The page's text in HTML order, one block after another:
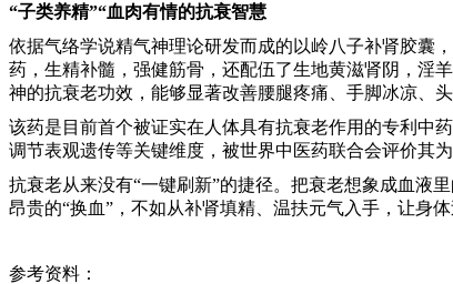
“子类养精”“血肉有情的抗衰智慧
依据气络学说精气神理论研发而成的以岭八子补肾胶囊
药，生精补髓，强健筋骨，还配伍了生地黄滋肾阴，淫
神的抗衰老功效，能够显著改善腰腿疼痛、手脚冰凉、
该药是目前首个被证实在人体具有抗衰老作用的专利中
调节表观遗传等关键维度，被世界中医药联合会评价其
抗衰老从来没有“一键刷新”的捷径。把衰老想象成血液
昂贵的“换血”，不如从补肾填精、温扶元气入手，让身
参考资料：